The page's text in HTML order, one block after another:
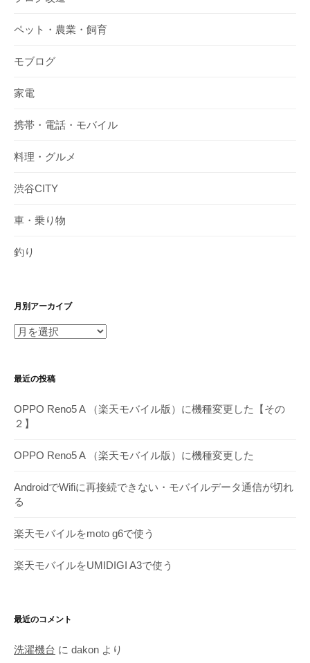
ペット・農業・飼育
モブログ
家電
携帯・電話・モバイル
料理・グルメ
渋谷CITY
車・乗り物
釣り
月別アーカイブ
月
ー
イ
ブ
最近の投稿
OPPO Reno5 A （楽天モバイル版）に機種変更した【その
２】
OPPO Reno5 A （楽天モバイル版）に機種変更した
AndroidでWifiに再接続できない・モバイルデータ通信が切れ
る
楽天モバイルをmoto g6で使う
楽天モバイルをUMIDIGI A3で使う
最近のコメント
洗濯機台 に dakon より